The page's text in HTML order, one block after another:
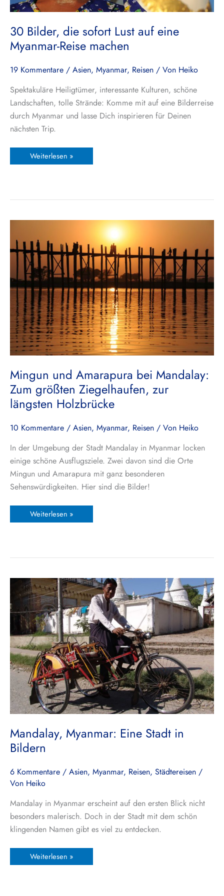
30 Bilder, die sofort Lust auf eine
Myanmar-Reise machen
19 Kommentare / Asien, Myanmar, Reisen / Von Heiko
Spektakuläre Heiligtümer, interessante Kulturen, schöne
Landschaften, tolle Strände: Komme mit auf eine Bilderreise
durch Myanmar und lasse Dich inspirieren für Deinen
nächsten Trip.
Weiterlesen »
Mingun und Amarapura bei Mandalay:
Zum größten Ziegelhaufen, zur
längsten Holzbrücke
10 Kommentare / Asien, Myanmar, Reisen / Von Heiko
In der Umgebung der Stadt Mandalay in Myanmar locken
einige schöne Ausflugsziele. Zwei davon sind die Orte
Mingun und Amarapura mit ganz besonderen
Sehenswürdigkeiten. Hier sind die Bilder!
Mingun
Amarapura
bei
Mandalay:
Zum
größten
Ziegelhaufen,
zur
längsten
Holzbrücke
Weiterlesen »
Mandalay, Myanmar: Eine Stadt in
Bildern
6 Kommentare / Asien, Myanmar, Reisen, Städtereisen /
Von Heiko
Mandalay in Myanmar erscheint auf den ersten Blick nicht
besonders malerisch. Doch in der Stadt mit dem schön
klingenden Namen gibt es viel zu entdecken.
Mandalay,
Myanmar:
Eine
Stadt
in
Bildern
Weiterlesen »